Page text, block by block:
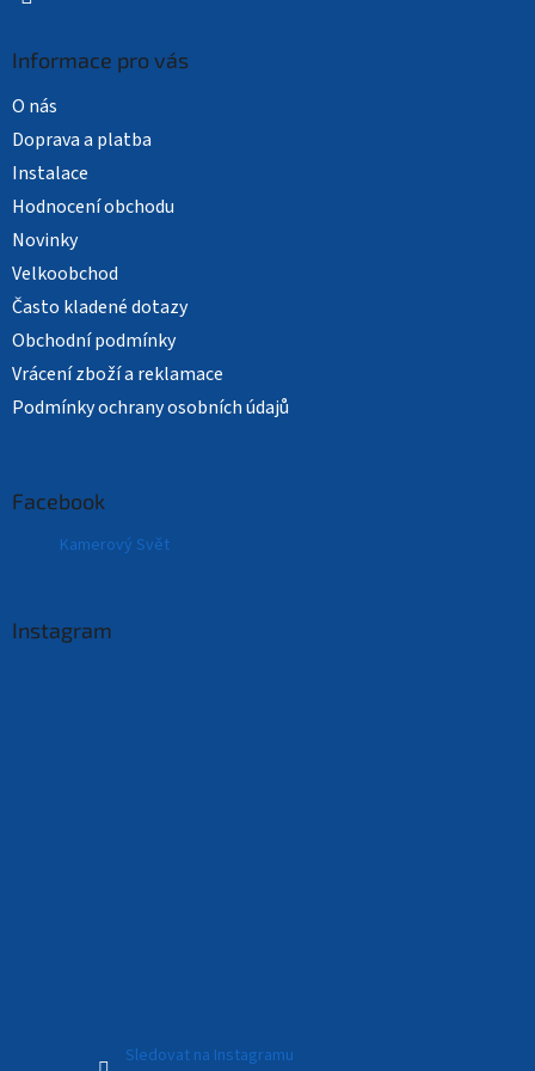
Informace pro vás
O nás
Doprava a platba
Instalace
Hodnocení obchodu
Novinky
Velkoobchod
Často kladené dotazy
Obchodní podmínky
Vrácení zboží a reklamace
Podmínky ochrany osobních údajů
Facebook
Kamerový Svět
Instagram
Sledovat na Instagramu